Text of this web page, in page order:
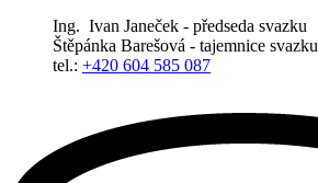
Ing. Ivan Janeček - předseda svazku
Štěpánka Barešová - tajemnice svazku
tel.: +420 604 585 087